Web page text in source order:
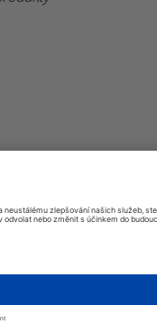
přilby
druhé generaci
vlákna (len) splňují
1 800 g) příjemně
Čím lehčí je